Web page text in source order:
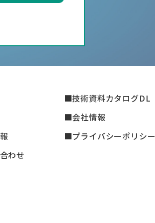
わせ
技術資料カタログDL
会社情報
プライバシーポリシー